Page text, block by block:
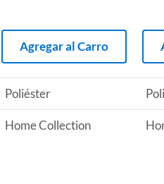
Agregar al Carro
Poliéster
Home Collection